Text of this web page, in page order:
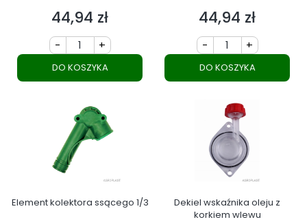
Cena
44,94 zł
- +
DO KOSZYKA
Cena
44,94 zł
- +
DO KOSZYKA
Element kolektora ssącego 1/3
Dekiel wskaźnika oleju z
korkiem wlewu